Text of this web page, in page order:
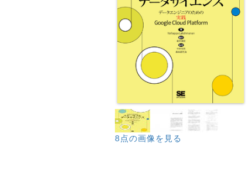
8点の画像を見る